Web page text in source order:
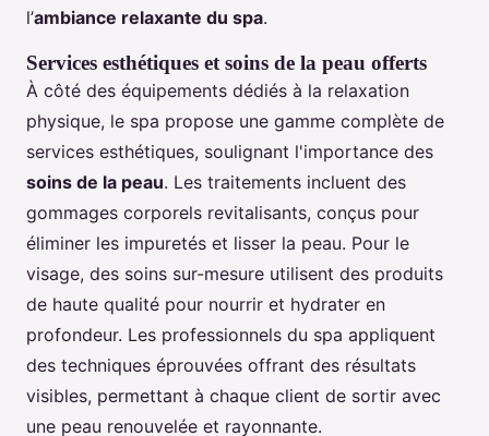
l’ambiance relaxante du spa.
Services esthétiques et soins de la peau offerts
À côté des équipements dédiés à la relaxation
physique, le spa propose une gamme complète de
services esthétiques, soulignant l'importance des
soins de la peau. Les traitements incluent des
gommages corporels revitalisants, conçus pour
éliminer les impuretés et lisser la peau. Pour le
visage, des soins sur-mesure utilisent des produits
de haute qualité pour nourrir et hydrater en
profondeur. Les professionnels du spa appliquent
des techniques éprouvées offrant des résultats
visibles, permettant à chaque client de sortir avec
une peau renouvelée et rayonnante.